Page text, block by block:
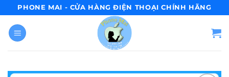
Skip
content
PHONE MAI - CỬA HÀNG ĐIỆN THOẠI CHÍNH HÃNG